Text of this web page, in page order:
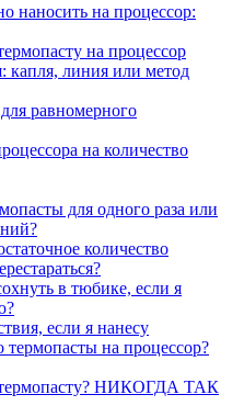
наносить на процессор:
на процессор
капля, линия или метод
равномерного
на количество
для одного раза или
количество
в тюбике, если я
если я нанесу
термопасты на процессор?
термопасту? НИКОГДА ТАК